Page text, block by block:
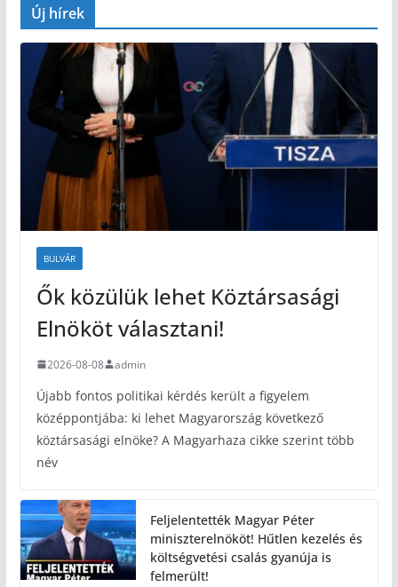
Új hírek
BULVÁR
Ők közülük lehet Köztársasági
Elnököt választani!
2026-08-08 admin
Újabb fontos politikai kérdés került a figyelem
középpontjába: ki lehet Magyarország következő
köztársasági elnöke? A Magyarhaza cikke szerint több
név
Feljelentették Magyar Péter
miniszterelnököt! Hűtlen kezelés és
költségvetési csalás gyanúja is
felmerült!